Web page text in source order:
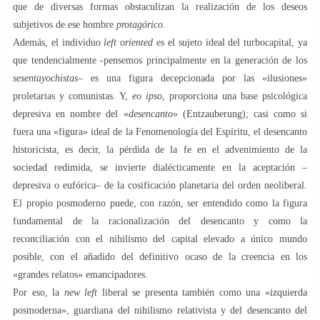
que de diversas formas obstaculizan la realización de los deseos
subjetivos de ese hombre protagórico
Además, el individuo left oriented es el sujeto ideal del turbocapital, ya
que tendencialmente -pensemos principalmente en la generación de los
sesentayochistas– es una figura decepcionada por las «ilusiones»
proletarias y comunistas. Y, eo ipso , proporciona una base psicológica
depresiva en nombre del «desencanto» (Entzauberung); casi como si
fuera una «figura» ideal de la Fenomenología del Espíritu, el desencanto
historicista, es decir, la pérdida de la fe en el advenimiento de la
sociedad redimida, se invierte dialécticamente en la aceptación –
depresiva o eufórica– de la cosificación planetaria del orden neoliberal.
El propio posmoderno puede, con razón, ser entendido como la figura
fundamental de la racionalización del desencanto y como la
reconciliación con el nihilismo del capital elevado a único mundo
posible, con el añadido del definitivo ocaso de la creencia en los
«grandes relatos» emancipadores.
Por eso, la new left liberal se presenta también como una «izquierda
posmoderna», guardiana del nihilismo relativista y del desencanto del